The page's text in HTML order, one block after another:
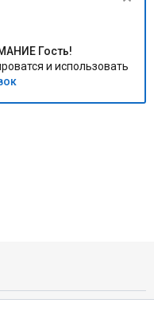
Гость!
и использовать